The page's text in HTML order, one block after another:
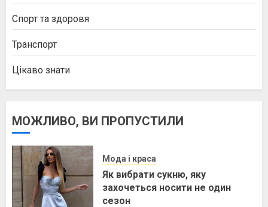
Спорт та здоровя
Транспорт
Цікаво знати
МОЖЛИВО, ВИ ПРОПУСТИЛИ
Мода і краса
Як вибрати сукню, яку
захочеться носити не один
сезон